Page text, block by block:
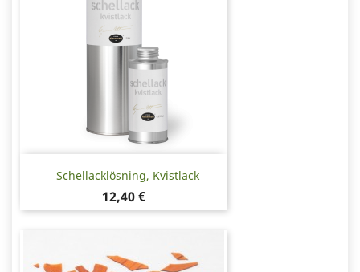
Schellacklösning, Kvistlack
Pris
12,40 €